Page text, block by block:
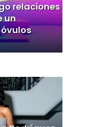
relaciones
un